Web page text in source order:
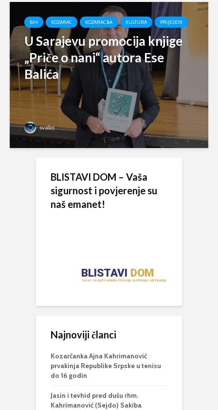
BIH KOZARAC KOZARAC.BA KULTURA PRIJEDOR
U Sarajevu promocija knjige
„Priče o nani“ autora Ese
Balića
svabo
BLISTAVI DOM – Vaša
sigurnost i povjerenje su
naš emanet!
Najnoviji članci
Kozarčanka Ajna Kahrimanović
prvakinja Republike Srpske u tenisu
do 16 godin
Jasin i tevhid pred dušu rhm.
Kahrimanović (Sejdo) Sakiba